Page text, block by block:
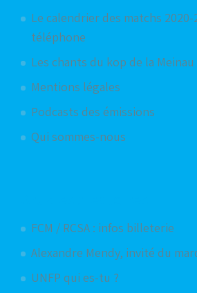
Le calendrier des matchs
téléphone
Les chants du kop de la Meinau
Mentions légales
Podcasts des émissions
Qui sommes-nous
FCM / RCSA : infos billeterie
Alexandre Mendy, invité du
UNFP qui es-tu ?